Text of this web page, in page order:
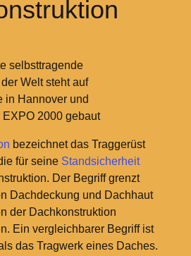
selbsttragende
Welt steht auf
in Hannover und
EXPO 2000 gebaut
bezeichnet das Traggerüst
für seine Standsicherheit
Der Begriff grenzt
Dachdeckung und Dachhaut
der Dachkonstruktion
Ein vergleichbarer Begriff ist
das Tragwerk eines Daches.